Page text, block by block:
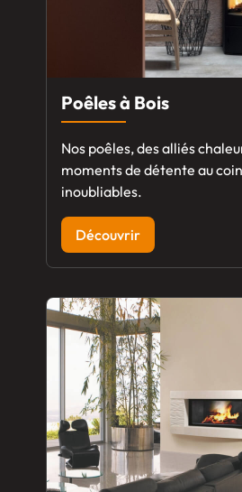
Poêles à Bois
Nos poêles, des alliés
moments de détente au
inoubliables.
Découvrir